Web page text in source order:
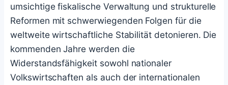
umsichtige fiskalische Verwaltung und strukturelle
Reformen mit schwerwiegenden Folgen für die
weltweite wirtschaftliche Stabilität detonieren. Die
kommenden Jahre werden die
Widerstandsfähigkeit sowohl nationaler
Volkswirtschaften als auch der internationalen